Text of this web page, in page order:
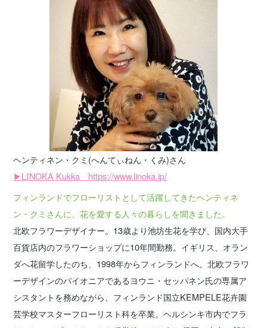
ヘンティネン・クミ (へんてぃねん・くみ)さん
▶LINOKA Kukka https://www.linoka.jp/
フィンランドでフローリストとして活躍してきたヘンティネ
ン・クミさんに、花を愛する人々の暮らしを聞きました。
北欧フラワーデザイナー。13歳より池坊生花を学び、国内大手
百貨店内のフラワーショップに10年間勤務。イギリス、オラン
ダへ花留学したのち、1998年からフィンランドへ。北欧フラワ
ーデザインのパイオニアであるヨウニ・セッパネン氏の専属ア
シスタントを務めながら、フィンランド国立KEMPELE花卉園
芸学校マスターフローリスト科を卒業。ヘルシンキ市内でフラ